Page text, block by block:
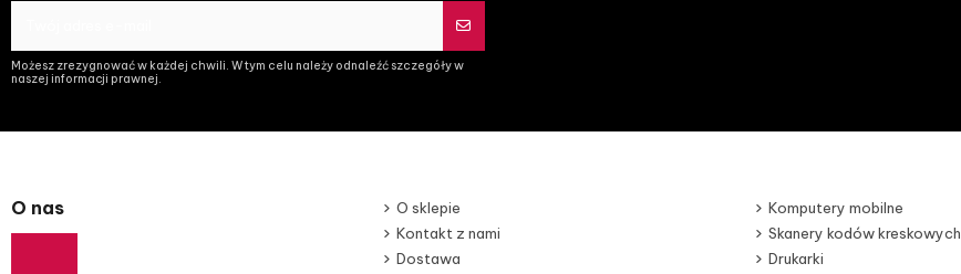
Możesz zrezygnować w każdej chwili. W tym celu należy odnaleźć szczegóły w
naszej informacji prawnej.
O nas
O sklepie
Kontakt z nami
Dostawa
Komputery mobilne
Skanery kodów kreskowych
Drukarki